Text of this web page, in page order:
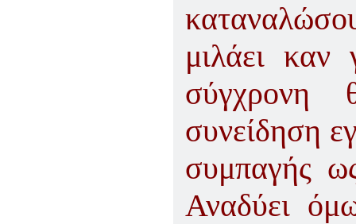
μιλάει καν
σύγχρονη
συνείδηση
συμπαγής
Αναδύει